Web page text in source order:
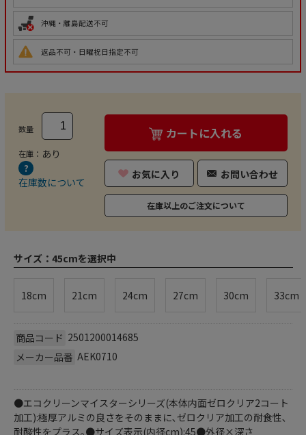
沖縄・離島配送不可
返品不可・日曜祝日指定不可
数量
在庫： あり
在庫数について
カートに入れる
お気に入り お問い合わせ
在庫以上のご注文について
サイズ： 45cmを選択中
18cm 21cm 24cm 27cm 30cm 33cm
商品コード 2501200014685
メーカー品番 AEK0710
●エコクリーンマイスターシリーズ(本体内面ゼロクリア2コート
加工):極厚アルミの良さをそのままに､ゼロクリア加工の耐食性､
耐酸性をプラス｡●サイズ表示(内径cm):45●外径×深さ